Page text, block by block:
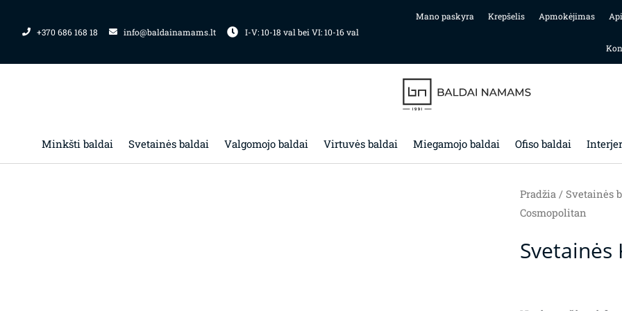
+370 686 168 18 info@baldainamams.lt I-V: 10-18 val bei VI: 10-16 val
Mano paskyra Krepšelis Apmokėjimas
Minkšti baldai Svetainės baldai Valgomojo baldai Virtuvės baldai Miegamojo baldai Ofiso baldai
Pradžia/ Svetainės
Cosmopolitan